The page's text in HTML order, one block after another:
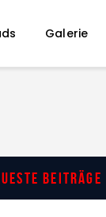
Galerie
Beiträge